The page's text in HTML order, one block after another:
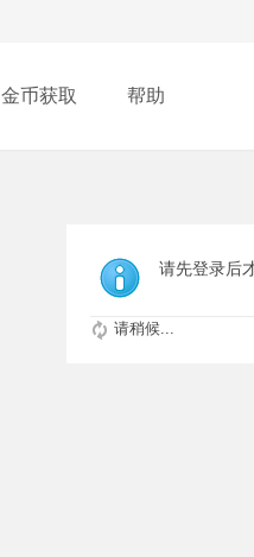
金币获取 帮助
请先登录后
请稍候...